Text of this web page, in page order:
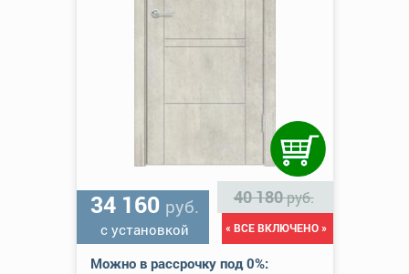
34 160 руб.
с установкой
40 180руб.
« ВСЕ ВКЛЮЧЕНО »
Можно в рассрочку под 0%: